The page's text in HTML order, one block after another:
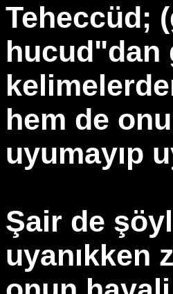
Teheccüd;
hucud"dan
hem de
uyumayıp
Şair de
uyanıkken